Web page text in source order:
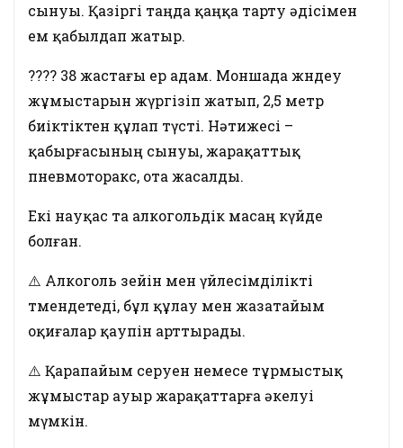
сынуы. Қазіргі таңда қаңқа тарту әдісімен
ем қабылдап жатыр.
???? 38 жастағы ер адам. Моншада жөндеу
жұмыстарын жүргізіп жатып, 2,5 метр
биіктіктен құлап түсті. Нәтижесі –
қабырғасының сынуы, жарақаттық
пневмоторакс, ота жасалды.
Екі науқас та алкогольдік масаң күйде
болған.
⚠️ Алкоголь зейін мен үйлесімділікті
төмендетеді, бұл құлау мен жазатайым
оқиғалар қаупін арттырады.
⚠️ Қарапайым серуен немесе тұрмыстық
жұмыстар ауыр жарақаттарға әкелуі
мүмкін.